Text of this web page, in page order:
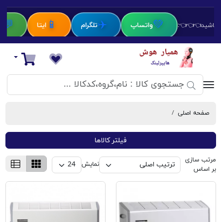
باشید👈👈👈: 💚واتساپ ✈️تلگرام 📱 ایتا 💬
دستیار هوش مصنوعی
سبد خرید
صفحه اصلی
بخاری برقی فیلتر کالاها
مرتب سازی
بر اساس
نمایش